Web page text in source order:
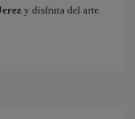
y disfruta del arte